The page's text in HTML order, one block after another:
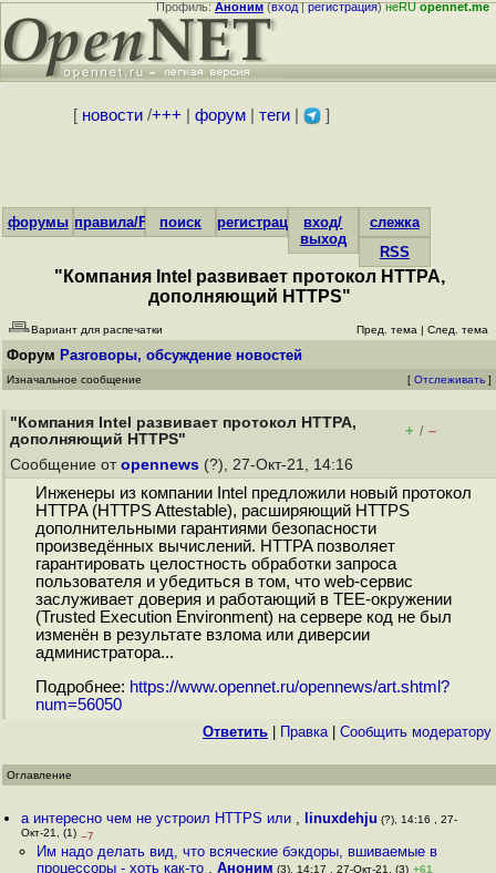
Профиль:Аноним(вход|регистрация)неRUopennet.me
[ новости/+++ форум| теги| ]
форумы правила/FAQпоиск регистрациявход/
выход
слежка
RSS
"Компания Intel развивает протокол HTTPA,
дополняющий HTTPS"
Вариант для распечатки Пред. тема | След. тема
Форум Разговоры, обсуждение новостей
Изначальное сообщение [ Отслеживать ]
"Компания Intel развивает протокол HTTPA,
дополняющий HTTPS"
+ / –
Сообщение от opennews (?), 27-Окт-21, 14:16
Инженеры из компании Intel предложили новый протокол
HTTPA (HTTPS Attestable), расширяющий HTTPS
дополнительными гарантиями безопасности
произведённых вычислений. HTTPA позволяет
гарантировать целостность обработки запроса
пользователя и убедиться в том, что web-сервис
заслуживает доверия и работающий в TEE-окружении
(Trusted Execution Environment) на сервере код не был
изменён в результате взлома или диверсии
администратора...
Подробнее: https://www.opennet.ru/opennews/art.shtml?
num=56050
Ответить Правка| Cообщить модератору
Оглавление
а интересно чем не устроил HTTPS или , linuxdehju (?), 14:16 , 27-
Окт-21, (1) –7
Им надо делать вид, что всяческие бэкдоры, вшиваемые в
процессоры - хоть как-то , Аноним (3), 14:17 , 27-Окт-21, (3) +61